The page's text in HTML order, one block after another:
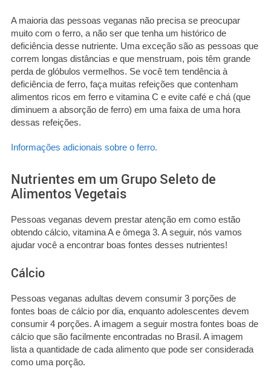
A maioria das pessoas veganas não precisa se preocupar
muito com o ferro, a não ser que tenha um histórico de
deficiência desse nutriente. Uma exceção são as pessoas que
correm longas distâncias e que menstruam, pois têm grande
perda de glóbulos vermelhos. Se você tem tendência à
deficiência de ferro, faça muitas refeições que contenham
alimentos ricos em ferro e vitamina C e evite café e chá (que
diminuem a absorção de ferro) em uma faixa de uma hora
dessas refeições.
Informações adicionais sobre o ferro.
Nutrientes em um Grupo Seleto de
Alimentos Vegetais
Pessoas veganas devem prestar atenção em como estão
obtendo cálcio, vitamina A e ômega 3. A seguir, nós vamos
ajudar você a encontrar boas fontes desses nutrientes!
Cálcio
Pessoas veganas adultas devem consumir 3 porções de
fontes boas de cálcio por dia, enquanto adolescentes devem
consumir 4 porções. A imagem a seguir mostra fontes boas de
cálcio que são facilmente encontradas no Brasil. A imagem
lista a quantidade de cada alimento que pode ser considerada
como uma porção.